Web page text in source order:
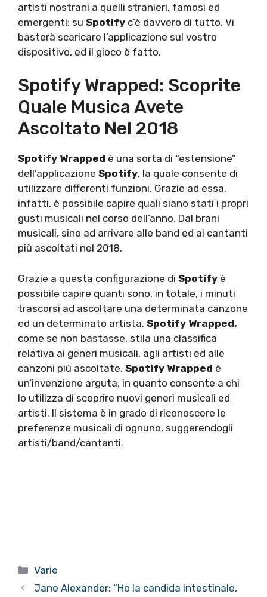
artisti nostrani a quelli stranieri, famosi ed
emergenti: su Spotify c’è davvero di tutto. Vi
basterà scaricare l’applicazione sul vostro
dispositivo, ed il gioco è fatto.
Spotify Wrapped: Scoprite
Quale Musica Avete
Ascoltato Nel 2018
Spotify Wrapped è una sorta di “estensione”
dell’applicazione Spotify, la quale consente di
utilizzare differenti funzioni. Grazie ad essa,
infatti, è possibile capire quali siano stati i propri
gusti musicali nel corso dell’anno. Dal brani
musicali, sino ad arrivare alle band ed ai cantanti
più ascoltati nel 2018.
Grazie a questa configurazione di Spotify è
possibile capire quanti sono, in totale, i minuti
trascorsi ad ascoltare una determinata canzone
ed un determinato artista. Spotify Wrapped,
come se non bastasse, stila una classifica
relativa ai generi musicali, agli artisti ed alle
canzoni più ascoltate. Spotify Wrapped è
un’invenzione arguta, in quanto consente a chi
lo utilizza di scoprire nuovi generi musicali ed
artisti. Il sistema è in grado di riconoscere le
preferenze musicali di ognuno, suggerendogli
artisti/band/cantanti.
Categorie
Varie
Jane Alexander: “Ho la candida intestinale,